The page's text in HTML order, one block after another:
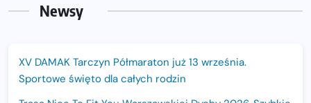
Newsy
XV DAMAK Tarczyn Półmaraton już 13 września.
Sportowe święto dla całych rodzin